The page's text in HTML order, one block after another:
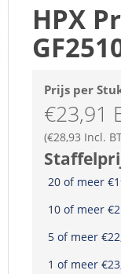
HPX
Prijs per
€23,91
(€28,93 Incl.
20 of meer
10 of meer
5 of meer
1 of meer